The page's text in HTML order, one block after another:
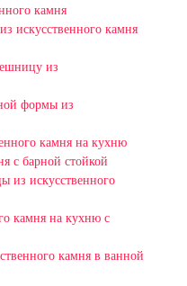
камня
искусственного камня
из
формы из
камня на кухню
с барной стойкой
из искусственного
камня на кухню с
камня в ванной